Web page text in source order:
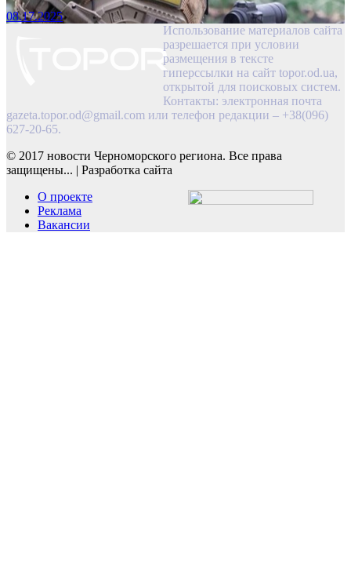
08.17.2025
Использование материалов сайта
разрешается при условии
размещения в тексте
гиперссылки на сайт topor.od.ua,
открытой для поисковых систем.
Контакты: электронная почта
gazeta.topor.od@gmail.com или телефон редакции – +38(096)
627-20-65.
© 2017 новости Черноморского региона. Все права
защищены... | Разработка сайта
О проекте
Реклама
Вакансии